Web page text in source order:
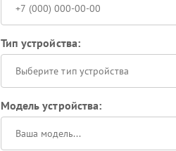
Тип устройства:
Выберите тип устройства
Модель устройства: